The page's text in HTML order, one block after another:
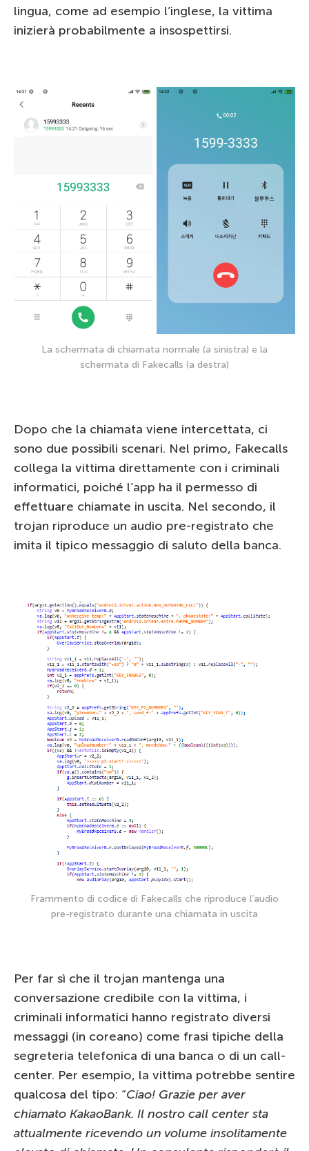
lingua, come ad esempio l’inglese, la vittima
inizierà probabilmente a insospettirsi.
La schermata di chiamata normale (a sinistra) e la
schermata di Fakecalls (a destra)
Dopo che la chiamata viene intercettata, ci
sono due possibili scenari. Nel primo, Fakecalls
collega la vittima direttamente con i criminali
informatici, poiché l’app ha il permesso di
effettuare chiamate in uscita. Nel secondo, il
trojan riproduce un audio pre-registrato che
imita il tipico messaggio di saluto della banca.
Frammento di codice di Fakecalls che riproduce l’audio
pre-registrato durante una chiamata in uscita
Per far sì che il trojan mantenga una
conversazione credibile con la vittima, i
criminali informatici hanno registrato diversi
messaggi (in coreano) come frasi tipiche della
segreteria telefonica di una banca o di un call-
center. Per esempio, la vittima potrebbe sentire
qualcosa del tipo: “Ciao! Grazie per aver
chiamato KakaoBank. Il nostro call center sta
attualmente ricevendo un volume insolitamente